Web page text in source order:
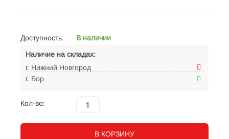
Доступность:
В наличии
Наличие на складах:
г. Нижний Новгород
г. Бор
Кол-во:
В КОРЗИНУ